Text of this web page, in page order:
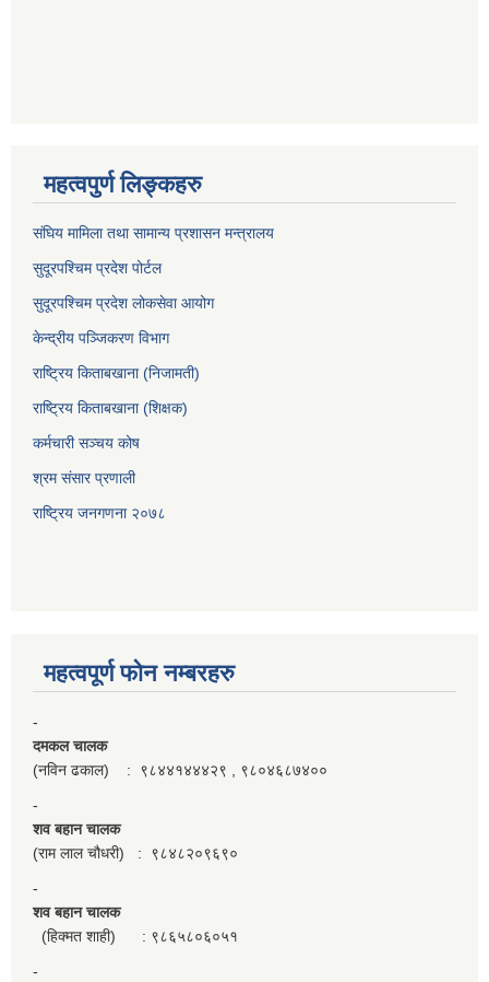
महत्वपुर्ण लिङ्कहरु
संघिय मामिला तथा सामान्य प्रशासन मन्त्रालय
सुदूरपश्चिम प्रदेश पोर्टल
सुदूरपश्‍चिम प्रदेश लोकसेवा आयोग
केन्द्रीय पञ्जिकरण विभाग
राष्ट्रिय किताबखाना (निजामती)
राष्ट्रिय किताबखाना (शिक्षक)
कर्मचारी सञ्चय कोष
श्रम संसार प्रणाली
राष्ट्रिय जनगणना २०७८
महत्वपूर्ण फाेन नम्बरहरु
-
दमकल चालक
(नविन ढकाल) : ९८४४१४४४२९ , ९८०४६८७४००
-
शव बहान चालक
(राम लाल चौधरी) : ९८४८२०९६९०
-
शव बहान चालक
(हिक्मत शाही) : ९८६५८०६०५१
-